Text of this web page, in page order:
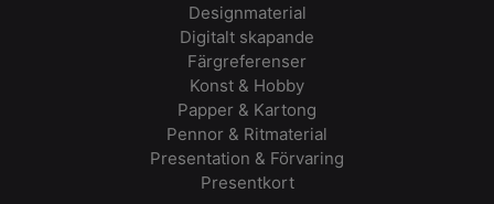
Designmaterial
Digitalt skapande
Färgreferenser
Konst & Hobby
Papper & Kartong
Pennor & Ritmaterial
Presentation & Förvaring
Presentkort